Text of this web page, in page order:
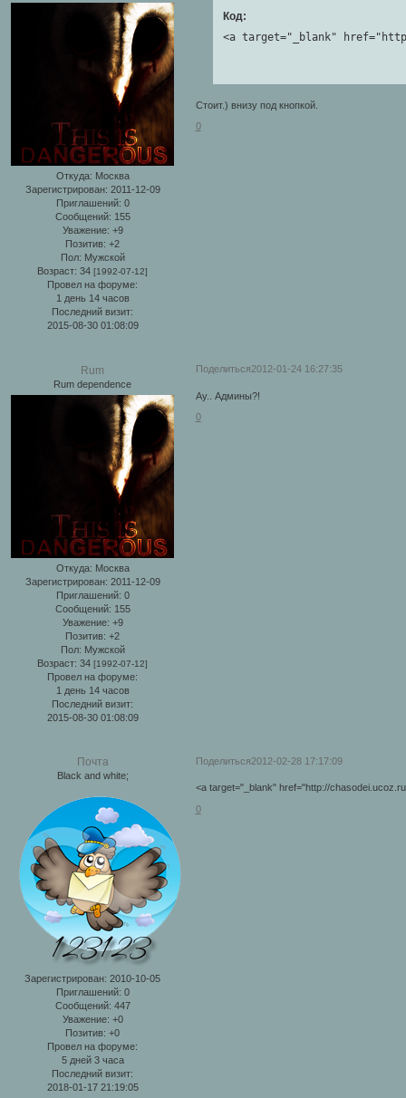
Откуда: Москва
Зарегистрирован: 2011-12-09
Приглашений: 0
Сообщений: 155
Уважение: +9
Позитив: +2
Пол: Мужской
Возраст: 34[1992-07-12]
Провел на форуме:
1 день 14 часов
Последний визит:
2015-08-30 01:08:09
Код:
<a target="_blank"
Стоит.) внизу под кнопкой.
0
Поделиться2012-01-24 16:27:35
Rum
Rum dependence
Откуда: Москва
Зарегистрирован: 2011-12-09
Приглашений: 0
Сообщений: 155
Уважение: +9
Позитив: +2
Пол: Мужской
Возраст: 34[1992-07-12]
Провел на форуме:
1 день 14 часов
Последний визит:
2015-08-30 01:08:09
Ау.. Админы?!
0
Поделиться2012-02-28 17:17:09
Почта
Black and white;
Зарегистрирован: 2010-10-05
Приглашений: 0
Сообщений: 447
Уважение: +0
Позитив: +0
Провел на форуме:
5 дней 3 часа
Последний визит:
2018-01-17 21:19:05
<a target="_blank" href="http://
0